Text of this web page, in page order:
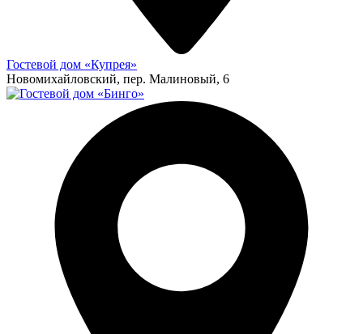
Гостевой дом «Купрея»
Новомихайловский, пер. Малиновый, 6